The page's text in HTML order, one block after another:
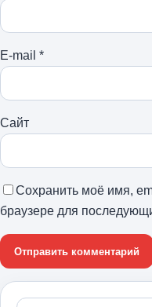
E-mail *
Сайт
Сохранить моё имя,
браузере для